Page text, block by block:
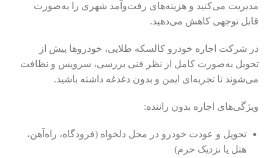
مدیریت می‌کنید و هزینه‌های رفت‌وآمد شهری را به‌صورت
قابل توجهی کاهش می‌دهید.
در شرکت اجاره خودرو کالسکه طلایی، خودروها پیش از
تحویل به‌صورت کامل از نظر فنی بررسی، سرویس و نظافت
می‌شوند تا تجربه‌ای ایمن و بدون دغدغه داشته باشید.
ویژگی‌های اجاره بدون راننده:
تحویل و عودت خودرو در محل دلخواه (فرودگاه، راه‌آهن،
هتل یا نزدیک حرم)